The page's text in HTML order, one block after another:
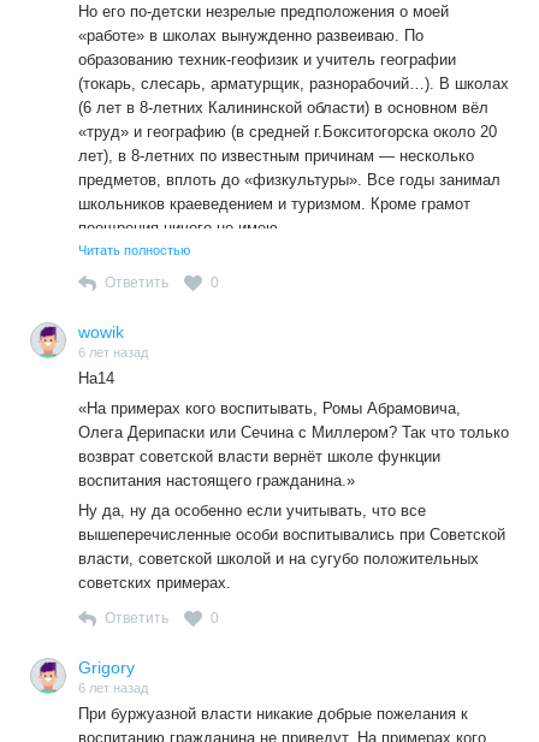
Но его по-детски незрелые предположения о моей
«работе» в школах вынужденно развеиваю. По
образованию техник-геофизик и учитель географии
(токарь, слесарь, арматурщик, разнорабочий…). В школах
(6 лет в 8-летних Калининской области) в основном вёл
«труд» и географию (в средней г.Бокситогорска около 20
лет), в 8-летних по известным причинам — несколько
предметов, вплоть до «физкультуры». Все годы занимал
школьников краеведением и туризмом. Кроме грамот
поощрения ничего не имею.
По сей день с готовностью и безвозмездно провожу с
желающими экскурсию по долине заповедной реке
поинтересоваться). По собственному «лирико-
краеведческому Путеводителю». Вышел в свет том 2
«Краеведческий альманах» по Бокситогорскому району,
Не хотелось бы выставлять себя неким заслуженным, но
вот так, постоянно и с пользой, думаю, работают
малословные, а не говорливые.
Интересно, что назвавшегося волшебником дружно и
давно не принимает форум, как и известного «Акбара-
союзника».
Ещё более интересным видится мне, что самому-то
отторгаемому это не является причиной задуматься…
Читать полностью
Ответить 0
wowik
6 лет назад
На14
«На примерах кого воспитывать, Ромы Абрамовича,
Олега Дерипаски или Сечина с Миллером? Так что только
возврат советской власти вернёт школе функции
воспитания настоящего гражданина.»
Ну да, ну да особенно если учитывать, что все
вышеперечисленные особи воспитывались при Советской
власти, советской школой и на сугубо положительных
советских примерах.
Ответить 0
Grigory
6 лет назад
При буржуазной власти никакие добрые пожелания к
воспитанию гражданина не приведут. На примерах кого